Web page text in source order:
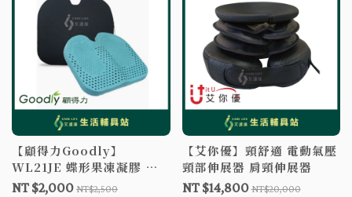
【顧得力Goodly】
WL21JE 蝶形果凍凝膠 減
壓坐墊
NT $2,000 NT$2,500
【艾你優】頸舒適 電動氣壓
頸部伸展器 肩頸伸展器
NT $14,800NT$20,000